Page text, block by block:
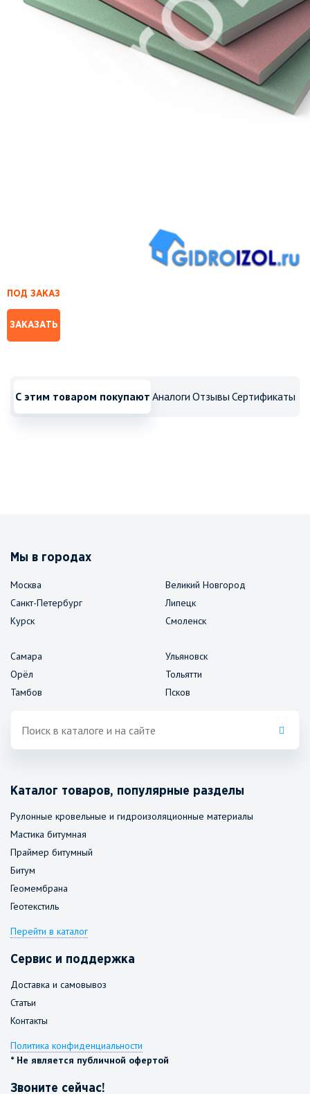
ПОД ЗАКАЗ
ЗАКАЗАТЬ
С этим товаром покупают Аналоги Отзывы Сертификаты
Мы в городах
Москва
Санкт-Петербург
Курск
Великий Новгород
Липецк
Смоленск
Самара
Орёл
Тамбов
Ульяновск
Тольятти
Псков
Каталог товаров, популярные разделы
Рулонные кровельные и гидроизоляционные материалы
Мастика битумная
Праймер битумный
Битум
Геомембрана
Геотекстиль
Перейти в каталог
Сервис и поддержка
Доставка и самовывоз
Статьи
Контакты
Политика конфиденциальности
* Не является публичной офертой
Звоните сейчас!